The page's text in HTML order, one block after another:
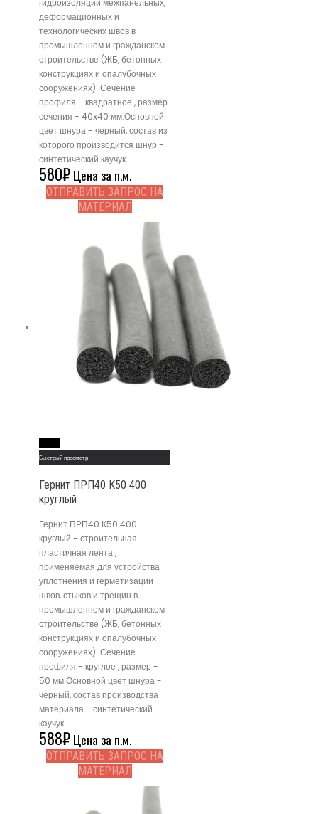
деформационных и
технологических швов в
промышленном и гражданском
строительстве (ЖБ, бетонных
конструкциях и опалубочных
сооружениях). Сечение
профиля - квадратное , размер
сечения - 40x40 мм.Основной
цвет шнура - черный, состав из
которого производится шнур -
синтетический каучук.
580₽Цена за п.м.
ОТПРАВИТЬ ЗАПРОС НА
МАТЕРИАЛ
Быстрый просмотр
Гернит ПРП40 К50 400
круглый
Гернит ПРП40 К50 400
круглый - строительная
пластичная лента ,
применяемая для устройства
уплотнения и герметизации
швов, стыков и трещин в
промышленном и гражданском
строительстве (ЖБ, бетонных
конструкциях и опалубочных
сооружениях). Сечение
профиля - круглое , размер -
50 мм.Основной цвет шнура -
черный, состав производства
материала - синтетический
каучук.
588₽Цена за п.м.
ОТПРАВИТЬ ЗАПРОС НА
МАТЕРИАЛ